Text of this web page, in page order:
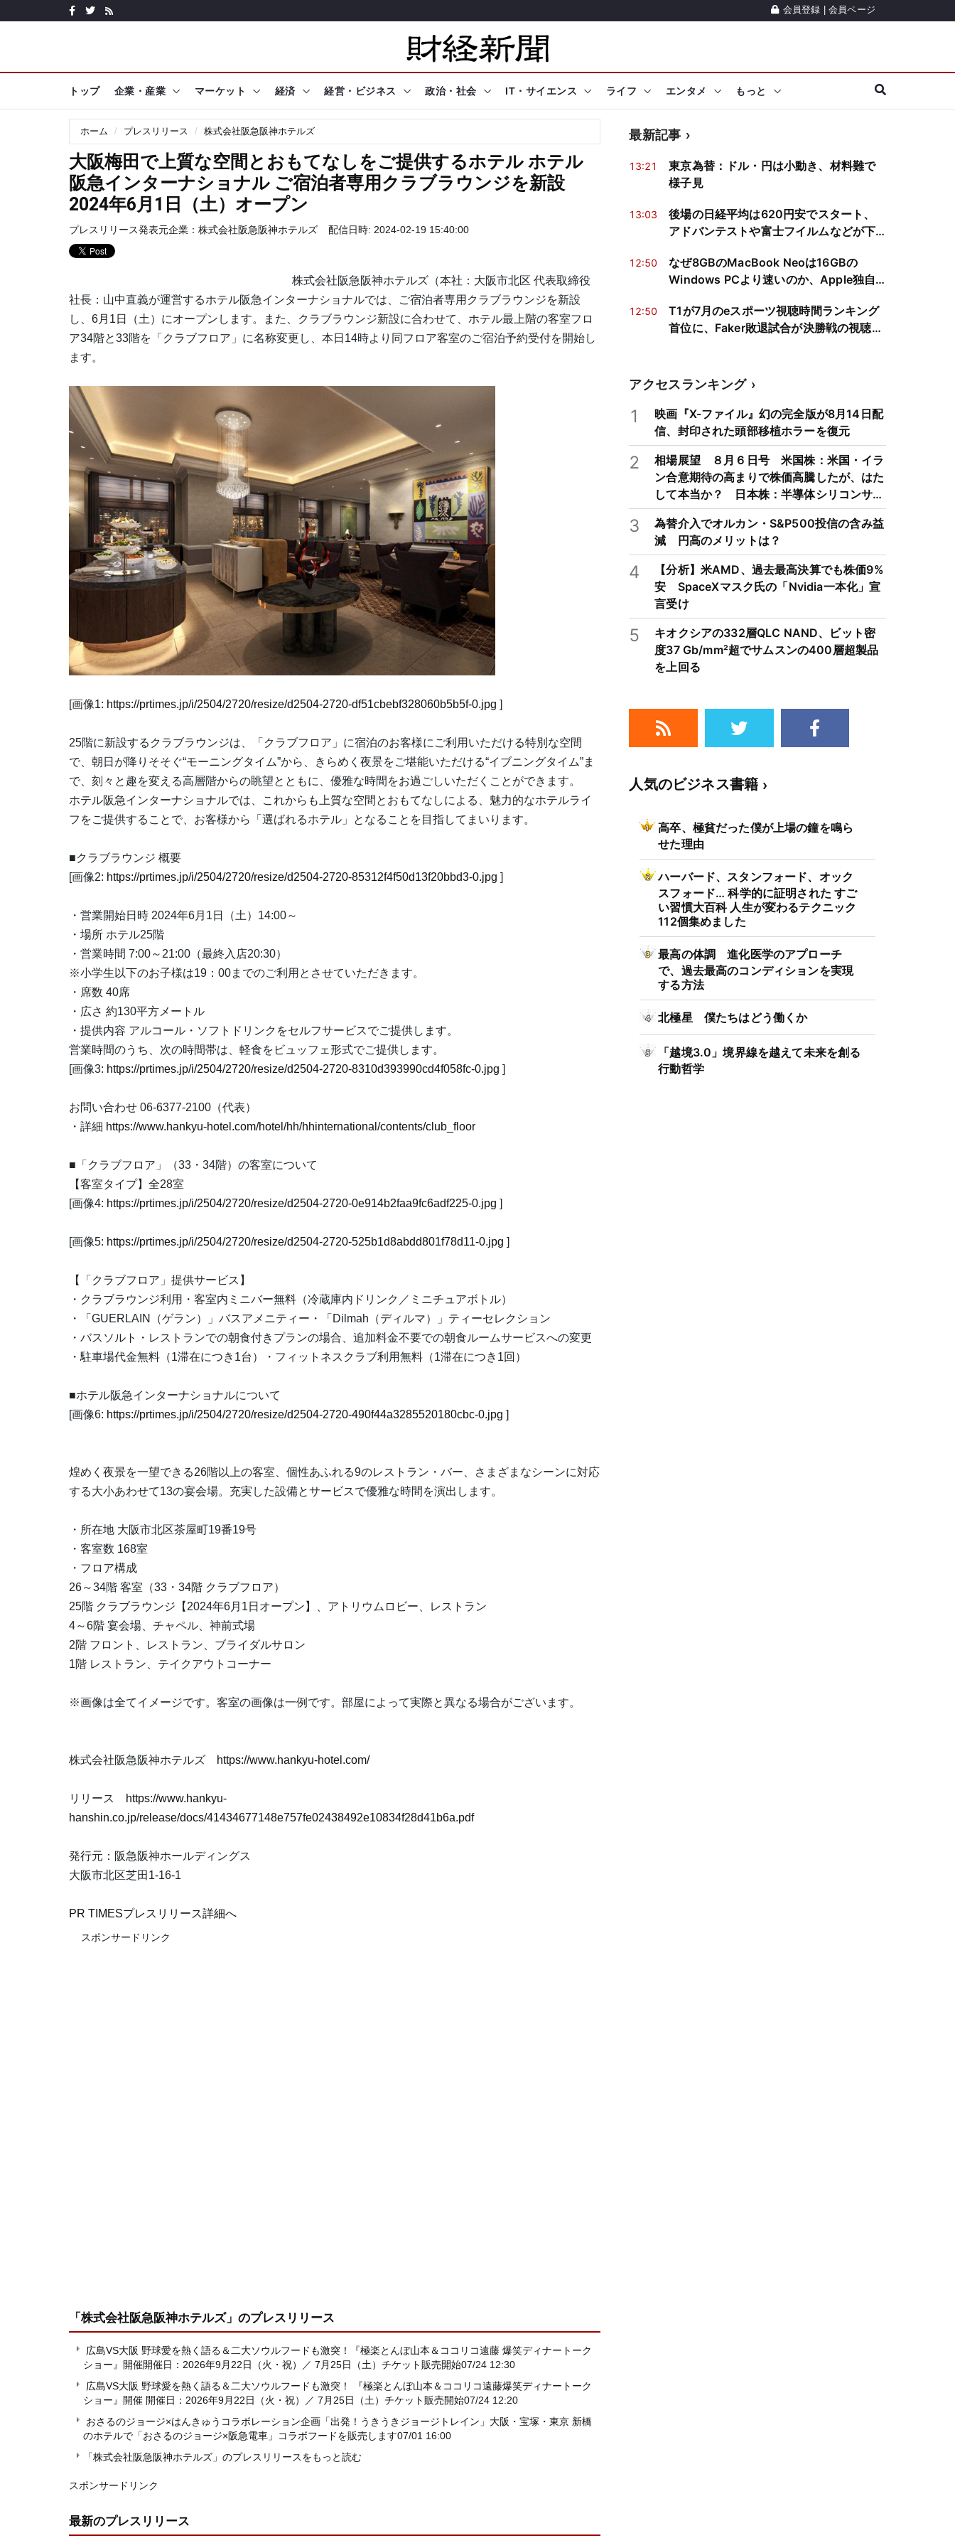
会員登録 会員ページ
トップ 企業・産業 マーケット 経済 経営・ビジネス 政治・社会 IT・サイエンス ライフ エンタメ もっと
ホーム プレスリリース 株式会社阪急阪神ホテルズ
大阪梅田で上質な空間とおもてなしをご提供するホテル ホテル
阪急インターナショナル ご宿泊者専用クラブラウンジを新設
2024年6月1日（土）オープン
プレスリリース発表元企業： 株式会社阪急阪神ホテルズ 配信日時: 2024-02-19 15:40:00
株式会社阪急阪神ホテルズ（本社：大阪市北区 代表取締役
社長：山中直義が運営するホテル阪急インターナショナルでは、ご宿泊者専用クラブラウンジを新設
し、6月1日（土）にオープンします。また、クラブラウンジ新設に合わせて、ホテル最上階の客室フロ
ア34階と33階を「クラブフロア」に名称変更し、本日14時より同フロア客室のご宿泊予約受付を開始し
ます。
[画像1: https://prtimes.jp/i/2504/2720/resize/d2504-2720-df51cbebf328060b5b5f-0.jpg ]
25階に新設するクラブラウンジは、「クラブフロア」に宿泊のお客様にご利用いただける特別な空間
で、朝日が降りそそぐ“モーニングタイム”から、きらめく夜景をご堪能いただける“イブニングタイム”ま
で、刻々と趣を変える高層階からの眺望とともに、優雅な時間をお過ごしいただくことができます。
ホテル阪急インターナショナルでは、これからも上質な空間とおもてなしによる、魅力的なホテルライ
フをご提供することで、お客様から「選ばれるホテル」となることを目指してまいります。
■クラブラウンジ 概要
[画像2: https://prtimes.jp/i/2504/2720/resize/d2504-2720-85312f4f50d13f20bbd3-0.jpg ]
・営業開始日時 2024年6月1日（土）14:00～
・場所 ホテル25階
・営業時間 7:00～21:00（最終入店20:30）
※小学生以下のお子様は19：00までのご利用とさせていただきます。
・席数 40席
・広さ 約130平方メートル
・提供内容 アルコール・ソフトドリンクをセルフサービスでご提供します。
営業時間のうち、次の時間帯は、軽食をビュッフェ形式でご提供します。
[画像3: https://prtimes.jp/i/2504/2720/resize/d2504-2720-8310d393990cd4f058fc-0.jpg ]
お問い合わせ 06-6377-2100（代表）
・詳細 https://www.hankyu-hotel.com/hotel/hh/hhinternational/contents/club_floor
■「クラブフロア」（33・34階）の客室について
【客室タイプ】全28室
[画像4: https://prtimes.jp/i/2504/2720/resize/d2504-2720-0e914b2faa9fc6adf225-0.jpg ]
[画像5: https://prtimes.jp/i/2504/2720/resize/d2504-2720-525b1d8abdd801f78d11-0.jpg ]
【「クラブフロア」提供サービス】
・クラブラウンジ利用・客室内ミニバー無料（冷蔵庫内ドリンク／ミニチュアボトル）
・「GUERLAIN（ゲラン）」バスアメニティー・「Dilmah（ディルマ）」ティーセレクション
・バスソルト・レストランでの朝食付きプランの場合、追加料金不要での朝食ルームサービスへの変更
・駐車場代金無料（1滞在につき1台）・フィットネスクラブ利用無料（1滞在につき1回）
■ホテル阪急インターナショナルについて
[画像6: https://prtimes.jp/i/2504/2720/resize/d2504-2720-490f44a3285520180cbc-0.jpg ]
煌めく夜景を一望できる26階以上の客室、個性あふれる9のレストラン・バー、さまざまなシーンに対応
する大小あわせて13の宴会場。充実した設備とサービスで優雅な時間を演出します。
・所在地 大阪市北区茶屋町19番19号
・客室数 168室
・フロア構成
26～34階 客室（33・34階 クラブフロア）
25階 クラブラウンジ【2024年6月1日オープン】、アトリウムロビー、レストラン
4～6階 宴会場、チャペル、神前式場
2階 フロント、レストラン、ブライダルサロン
1階 レストラン、テイクアウトコーナー
※画像は全てイメージです。客室の画像は一例です。部屋によって実際と異なる場合がございます。
株式会社阪急阪神ホテルズ https://www.hankyu-hotel.com/
リリース
https://www.hankyu-
hanshin.co.jp/release/docs/41434677148e757fe02438492e10834f28d41b6a.pdf
発行元：阪急阪神ホールディングス
大阪市北区芝田1-16-1
PR TIMESプレスリリース詳細へ
スポンサードリンク
「株式会社阪急阪神ホテルズ」 のプレスリリース
広島VS大阪 野球愛を熱く語る＆二大ソウルフードも激突！『極楽とんぼ山本＆ココリコ遠藤 爆笑ディナートーク
ショー』開催開催日：2026年9月22日（火・祝）／ 7月25日（土）チケット販売開始07/24 12:30
広島VS大阪 野球愛を熱く語る＆二大ソウルフードも激突！ 『極楽とんぼ山本＆ココリコ遠藤爆笑ディナートーク
ショー』開催 開催日：2026年9月22日（火・祝）／ 7月25日（土）チケット販売開始07/24 12:20
おさるのジョージ×はんきゅうコラボレーション企画「出発！うきうきジョージトレイン」大阪・宝塚・東京 新橋
のホテルで「おさるのジョージ×阪急電車」コラボフードを販売します07/01 16:00
「株式会社阪急阪神ホテルズ」のプレスリリースをもっと読む
スポンサードリンク
最新のプレスリリース
最新記事
13:21
東京為替：ドル・円は小動き、材料難で
様子見
13:03
後場の日経平均は620円安でスタート、
アドバンテストや富士フイルムなどが下
12:50
なぜ8GBのMacBook Neoは16GBの
Windows PCより速いのか、Apple独自
12:50
T1が7月のeスポーツ視聴時間ランキング
首位に、Faker敗退試合が決勝戦の視聴者
アクセスランキング
1
映画『X-ファイル』幻の完全版が8月14日配
信、封印された頭部移植ホラーを復元
2
相場展望 ８月６日号 米国株：米国・イラ
ン合意期待の高まりで株価高騰したが、はた
して本当か？ 日本株：半導体シリコンサイ
クルは3～4年周期で好・不況を繰り返すた
め注意
3
為替介入でオルカン・S&P500投信の含み益
減 円高のメリットは？
4
【分析】米AMD、過去最高決算でも株価9%
安 SpaceXマスク氏の「Nvidia一本化」宣
言受け
5
キオクシアの332層QLC NAND、ビット密
度37 Gb/mm²超でサムスンの400層超製品
を上回る
人気のビジネス書籍
高卒、極貧だった僕が上場の鐘を鳴ら
せた理由
ハーバード、スタンフォード、オック
スフォード… 科学的に証明された すご
い習慣大百科 人生が変わるテクニック
112個集めました
最高の体調 進化医学のアプローチ
で、過去最高のコンディションを実現
する方法
北極星 僕たちはどう働くか
「越境3.0」境界線を越えて未来を創る
行動哲学